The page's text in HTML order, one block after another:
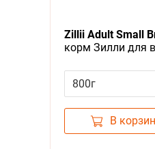
Zillii Adult Small
корм Зилли для
Индейка ягненок
800г
В